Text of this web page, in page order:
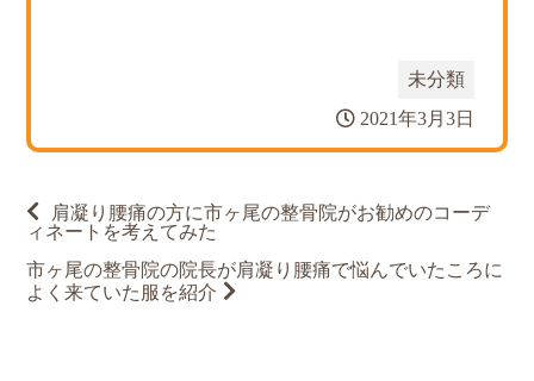
未分類
2021年3月3日
投
稿
ナ
ビ
ゲ
ー
肩凝り腰痛の方に市ヶ尾の整骨院がお勧めのコーデ
ィネートを考えてみた
市ヶ尾の整骨院の院長が肩凝り腰痛で悩んでいたころに
よく来ていた服を紹介